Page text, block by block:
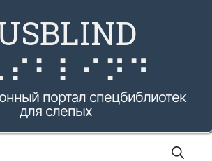
портал спецбиблиотек
для слепых